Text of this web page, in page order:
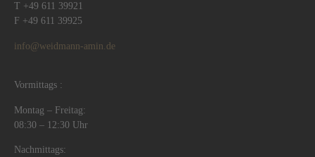
T +49 611 39921
F +49 611 39925
info@weidmann-amin.de
Vormittags :
Montag – Freitag:
08:30 – 12:30 Uhr
Nachmittags: